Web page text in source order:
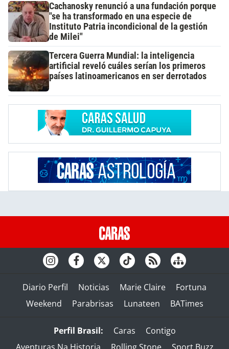
Cachanosky renunció a una fundación porque
"se ha transformado en una especie de
Instituto Patria incondicional de la gestión
de Milei"
Tercera Guerra Mundial: la inteligencia
artificial reveló cuáles serían los primeros
países latinoamericanos en ser derrotados
Diario Perfil Noticias Marie Claire
Fortuna
Weekend
Parabrisas Lunateen BATimes
Perfil Brasil: Caras
Contigo